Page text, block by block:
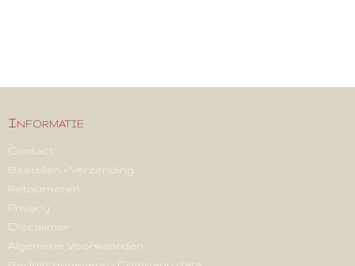
Informatie
Contact
Bestellen + Verzending
Retourneren
Privacy
Disclaimer
Algemene Voorwaarden